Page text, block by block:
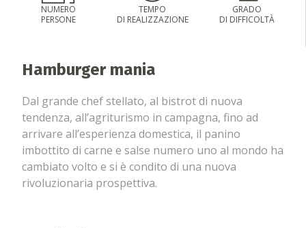
NUMERO
PERSONE
TEMPO
DI REALIZZAZIONE
GRADO
DI DIFFICOLTÀ
Hamburger mania
Dal grande chef stellato, al bistrot di nuova
tendenza, all’agriturismo in campagna, fino ad
arrivare all’esperienza domestica, il panino
imbottito di carne e salse numero uno al mondo ha
cambiato volto e si è condito di una nuova
rivoluzionaria prospettiva.